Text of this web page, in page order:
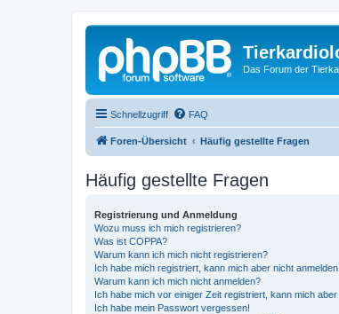
Das Forum der
Schnellzugriff FAQ
Foren-Übersicht Häufig gestellte Fragen
Häufig gestellte Fragen
Registrierung und Anmeldung
Wozu muss ich mich registrieren?
Was ist COPPA?
Warum kann ich mich nicht registrieren?
Ich habe mich registriert, kann mich aber nicht anmelden!
Warum kann ich mich nicht anmelden?
Ich habe mich vor einiger Zeit registriert, kann mich
Ich habe mein Passwort vergessen!